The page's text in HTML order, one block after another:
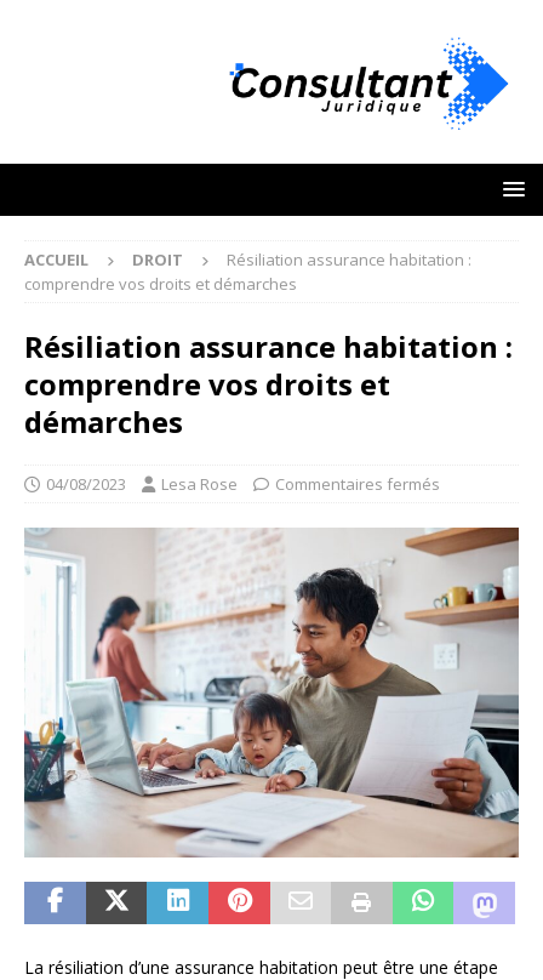
ACCUEIL DROIT
Résiliation assurance habitation :
comprendre vos droits et démarches
Résiliation assurance habitation :
comprendre vos droits et
démarches
04/08/2023 Lesa Rose Commentaires fermés
La résiliation d’une assurance habitation peut être une étape